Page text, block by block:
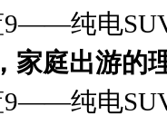
家庭出游的